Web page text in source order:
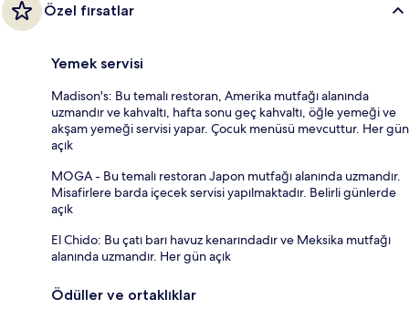
Özel fırsatlar
Yemek servisi
Madison's: Bu temalı restoran, Amerika mutfağı alanında
uzmandır ve kahvaltı, hafta sonu geç kahvaltı, öğle yemeği ve
akşam yemeği servisi yapar. Çocuk menüsü mevcuttur. Her gün
açık
MOGA - Bu temalı restoran Japon mutfağı alanında uzmandır.
Misafirlere barda içecek servisi yapılmaktadır. Belirli günlerde
açık
El Chido: Bu çatı barı havuz kenarındadır ve Meksika mutfağı
alanında uzmandır. Her gün açık
Ödüller ve ortaklıklar